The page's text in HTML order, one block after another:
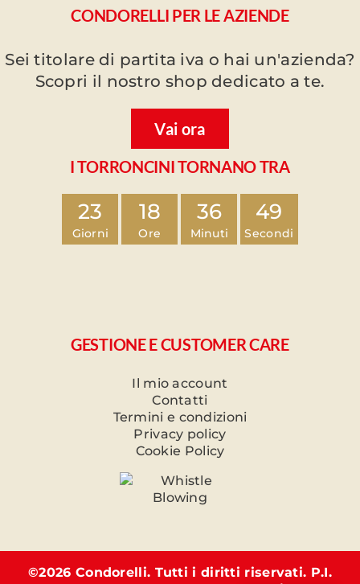
CONDORELLI PER LE AZIENDE
Sei titolare di partita iva o hai un'azienda?
Scopri il nostro shop dedicato a te.
Vai ora
I TORRONCINI TORNANO TRA
23
Giorni
18
Ore
36
Minuti
49
Secondi
GESTIONE E CUSTOMER CARE
Il mio account
Contatti
Termini e condizioni
Privacy policy
Cookie Policy
©2026 Condorelli. Tutti i diritti riservati. P.I.